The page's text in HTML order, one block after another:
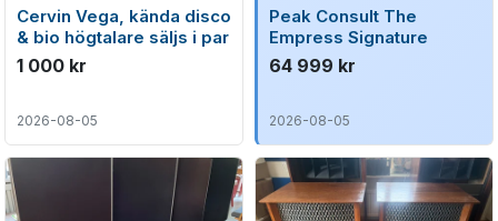
Cervin Vega, kända disco
& bio högtalare säljs i par
1 000 kr
2026-08-05
Peak Consult The
Empress Signature
64 999 kr
2026-08-05